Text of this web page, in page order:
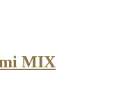
MIX